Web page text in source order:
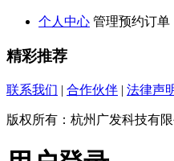
个人中心 管理预约订单
精彩推荐
联系我们 | 合作伙伴 | 法律声
版权所有：杭州广发科技有限